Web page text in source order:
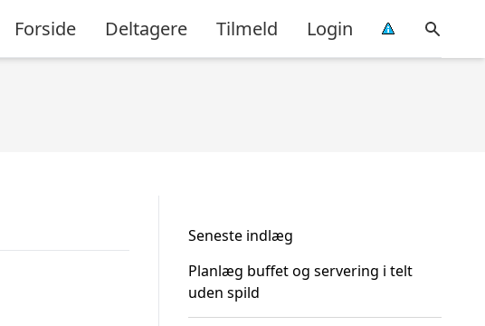
Forside Deltagere Tilmeld Login
Seneste indlæg
Planlæg buffet og servering i telt
uden spild